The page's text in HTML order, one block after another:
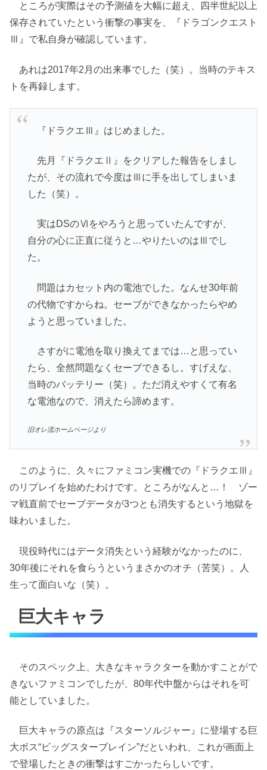
ところが実際はその予測値を大幅に超え、四半世紀以上
保存されていたという衝撃の事実を、『ドラゴンクエスト
Ⅲ』で私自身が確認しています。
あれは2017年2月の出来事でした（笑）。当時のテキス
トを再録します。
『ドラクエⅢ』はじめました。
先月『ドラクエⅡ』をクリアした報告をしまし
たが、その流れで今度はⅢに手を出してしまいま
した（笑）。
実はDSのⅥをやろうと思っていたんですが、
自分の心に正直に従うと…やりたいのはⅢでし
た。
問題はカセット内の電池でした。なんせ30年前
の代物ですからね。セーブができなかったらやめ
ようと思っていました。
さすがに電池を取り換えてまでは…と思ってい
たら、全然問題なくセーブできるし。すげえな、
当時のバッテリー（笑）。ただ消えやすくて有名
な電池なので、消えたら諦めます。
旧オレ流ホームページより
このように、久々にファミコン実機での『ドラクエⅢ』
のリプレイを始めたわけです。ところがなんと…！ ゾー
マ戦直前でセーブデータが3つとも消失するという地獄を
味わいました。
現役時代にはデータ消失という経験がなかったのに、
30年後にそれを食らうというまさかのオチ（苦笑）。人
生って面白いな（笑）。
巨大キャラ
そのスペック上、大きなキャラクターを動かすことがで
きないファミコンでしたが、80年代中盤からはそれを可
能としていました。
巨大キャラの原点は『スターソルジャー』に登場する巨
大ボス“ビッグスターブレイン”だといわれ、これが画面上
で登場したときの衝撃はすごかったらしいです。